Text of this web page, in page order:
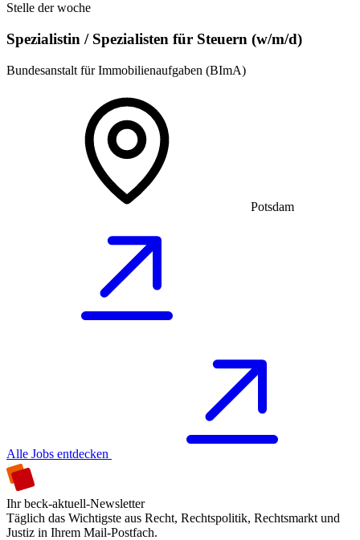
Stelle der woche
Spezialistin / Spezialisten für Steuern (w/m/d)
Bundesanstalt für Immobilienaufgaben (BImA)
Potsdam
Alle Jobs entdecken
Ihr beck-aktuell-Newsletter
Täglich das Wichtigste aus Recht, Rechtspolitik, Rechtsmarkt und
Justiz in Ihrem Mail-Postfach.